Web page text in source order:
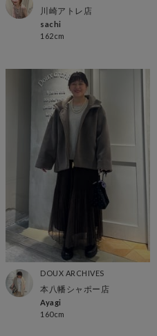
川崎アトレ店
sachi
162cm
DOUX ARCHIVES
本八幡シャポー店
Ayagi
160cm